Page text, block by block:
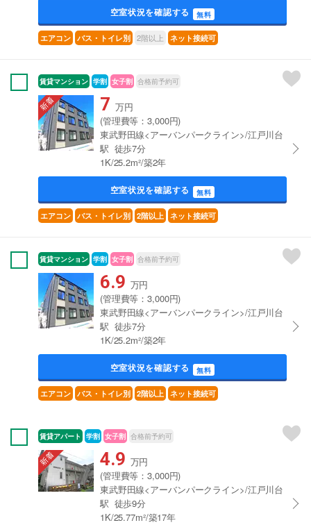
空室状況を確認する 無料
エアコン バス・トイレ別 2階以上 ネット接続可
賃貸マンション 学割 女子割 合格前予約可
7 万円
(管理費等：3,000円)
東武野田線<アーバンパークライン>/江戸川台
駅 徒歩7分
1K/25.2m²/築2年
空室状況を確認する 無料
エアコン バス・トイレ別 2階以上 ネット接続可
賃貸マンション 学割 女子割 合格前予約可
6.9 万円
(管理費等：3,000円)
東武野田線<アーバンパークライン>/江戸川台
駅 徒歩7分
1K/25.2m²/築2年
空室状況を確認する 無料
エアコン バス・トイレ別 2階以上 ネット接続可
賃貸アパート 学割 女子割 合格前予約可
4.9 万円
(管理費等：3,000円)
東武野田線<アーバンパークライン>/江戸川台
駅 徒歩9分
1K/25.77m²/築17年